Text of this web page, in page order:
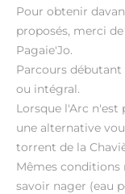
Pour obtenir
proposés, merci
Pagaie'Jo.
Parcours débutant
ou intégral.
Lorsque l'Arc n'est
une alternative
torrent de la
Mêmes conditions
savoir nager (eau